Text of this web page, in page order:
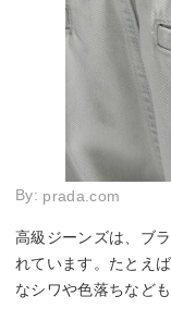
By: prada.com
高級ジーンズは、ブ
れています。たとえ
なシワや色落ちなど